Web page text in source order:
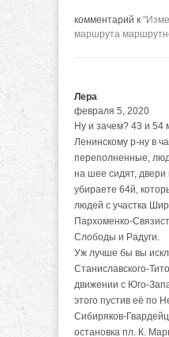
комментарий к
маршрута
Лера
февраля 5, 2020
Ну и зачем? 43 и
Ленинскому р-ну в
переполненные,
на шее сидят,
убираете 64й,
людей с участка
Пархоменко-
Слободы и Радуги.
Уж лучше бы вы
Станиславского-
движении с Юго-
этого пустив её по
Сибиряков-
остановка пл. К.